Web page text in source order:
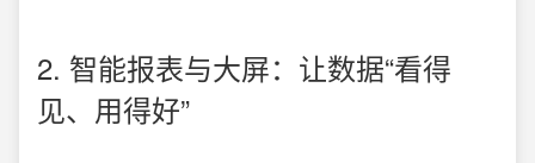
2. 智能报表与大屏：让数据“看得
见、用得好”